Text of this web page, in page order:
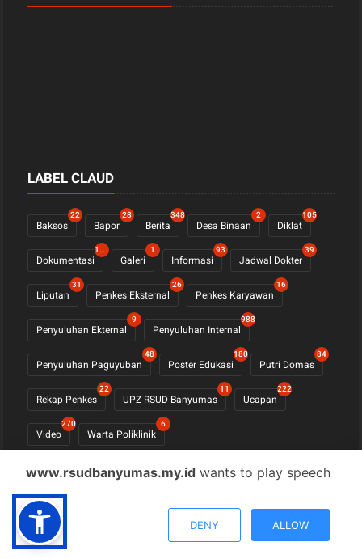
LABEL CLAUD
Baksos
22
Bapor
28
Berita
348
Desa Binaan
2
Diklat
105
Dokumentasi
1122
Galeri
1
Informasi
93
Jadwal Dokter
39
Liputan
31
Penkes Eksternal
26
Penkes Karyawan
16
Penyuluhan Ekternal
9
Penyuluhan Internal
988
Penyuluhan Paguyuban
48
Poster Edukasi
180
Putri Domas
84
Rekap Penkes
22
UPZ RSUD Banyumas
11
Ucapan
222
Video
270
Warta Poliklinik
6
www.rsudbanyumas.my.id wants to play speech
DENY ALLOW